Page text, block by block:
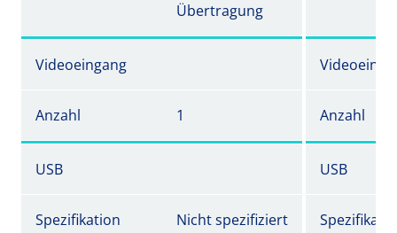
Übertragung
Videoeingang
Anzahl 1 Anzahl
USB USB
Spezifikation Nicht spezifiziert